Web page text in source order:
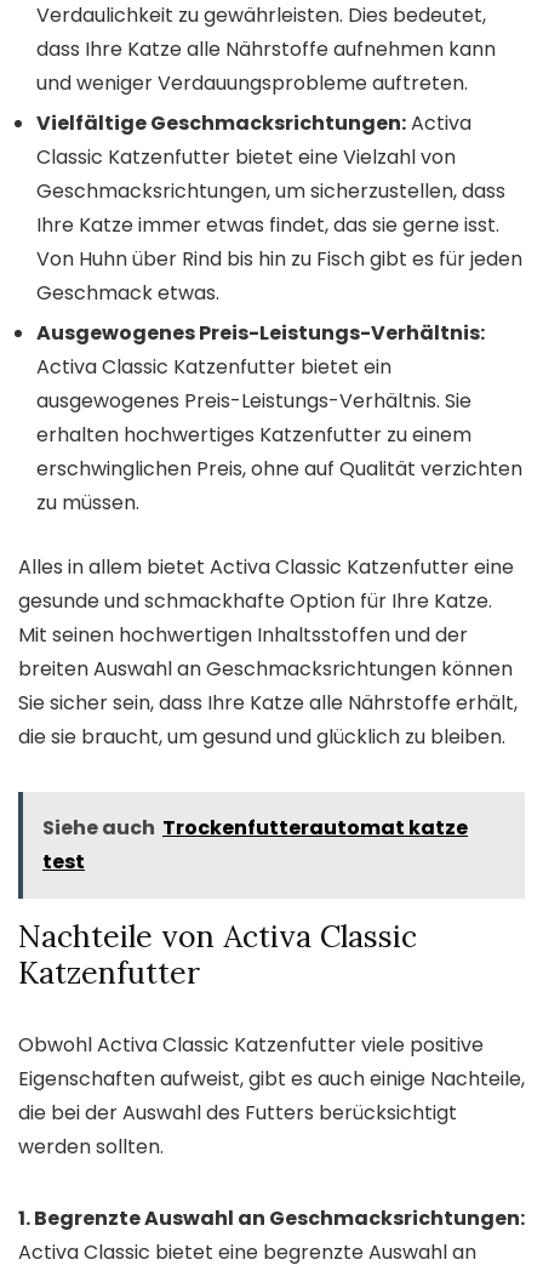
Verdaulichkeit zu gewährleisten. Dies bedeutet,
dass Ihre Katze alle Nährstoffe aufnehmen kann
und weniger Verdauungsprobleme auftreten.
Vielfältige Geschmacksrichtungen:Activa
Classic Katzenfutter bietet eine Vielzahl von
Geschmacksrichtungen, um sicherzustellen, dass
Ihre Katze immer etwas findet, das sie gerne isst.
Von Huhn über Rind bis hin zu Fisch gibt es für jeden
Geschmack etwas.
Ausgewogenes Preis-Leistungs-Verhältnis:
Activa Classic Katzenfutter bietet ein
ausgewogenes Preis-Leistungs-Verhältnis. Sie
erhalten hochwertiges Katzenfutter zu einem
erschwinglichen Preis, ohne auf Qualität verzichten
zu müssen.
Alles in allem bietet Activa Classic Katzenfutter eine
gesunde und schmackhafte Option für Ihre Katze.
Mit seinen hochwertigen Inhaltsstoffen und der
breiten Auswahl an Geschmacksrichtungen können
Sie sicher sein, dass Ihre Katze alle Nährstoffe erhält,
die sie braucht, um gesund und glücklich zu bleiben.
Siehe auch Trockenfutterautomat katze
test
Nachteile von Activa Classic
Katzenfutter
Obwohl Activa Classic Katzenfutter viele positive
Eigenschaften aufweist, gibt es auch einige Nachteile,
die bei der Auswahl des Futters berücksichtigt
werden sollten.
1. Begrenzte Auswahl an Geschmacksrichtungen:
Activa Classic bietet eine begrenzte Auswahl an